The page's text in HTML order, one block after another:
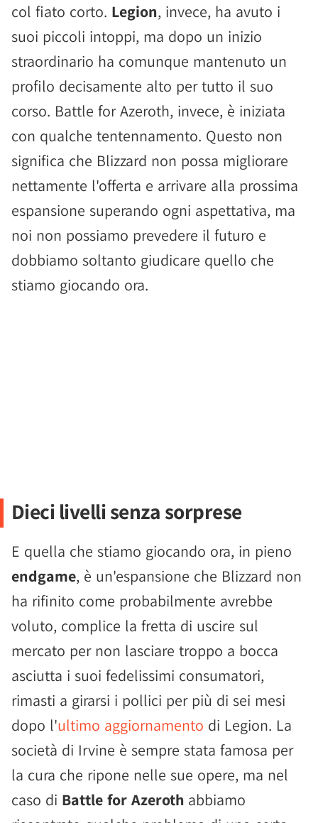
col fiato corto. Legion, invece, ha avuto i
suoi piccoli intoppi, ma dopo un inizio
straordinario ha comunque mantenuto un
profilo decisamente alto per tutto il suo
corso. Battle for Azeroth, invece, è iniziata
con qualche tentennamento. Questo non
significa che Blizzard non possa migliorare
nettamente l'offerta e arrivare alla prossima
espansione superando ogni aspettativa, ma
noi non possiamo prevedere il futuro e
dobbiamo soltanto giudicare quello che
stiamo giocando ora.
Dieci livelli senza sorprese
E quella che stiamo giocando ora, in pieno
endgame, è un'espansione che Blizzard non
ha rifinito come probabilmente avrebbe
voluto, complice la fretta di uscire sul
mercato per non lasciare troppo a bocca
asciutta i suoi fedelissimi consumatori,
rimasti a girarsi i pollici per più di sei mesi
dopo l'ultimo aggiornamento di Legion. La
società di Irvine è sempre stata famosa per
la cura che ripone nelle sue opere, ma nel
caso di Battle for Azeroth abbiamo